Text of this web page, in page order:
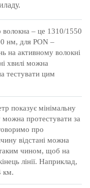
– це 1310/1550
нм, для PON –
на активному волокні
хвилі можна
тестувати цим
показує мінімальну
можна протестувати за
про
відстані можна
таким чином, щоб на
лінії. Наприклад,
км.